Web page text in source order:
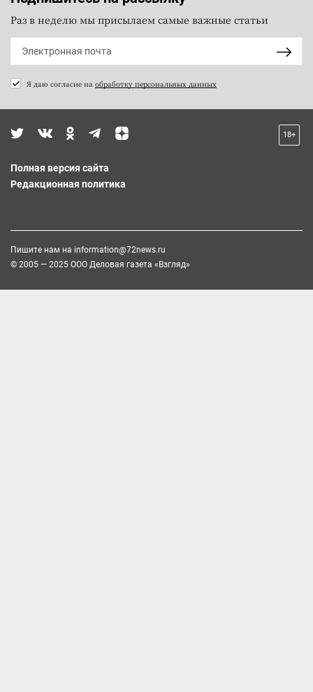
Раз в неделю мы присылаем самые важные статьи
Я даю согласие на обработку персональных данных
18+
Полная версия сайта
Редакционная политика
Пишите нам на information@72news.ru
© 2005 — 2025 ООО Деловая газета «Взгляд»